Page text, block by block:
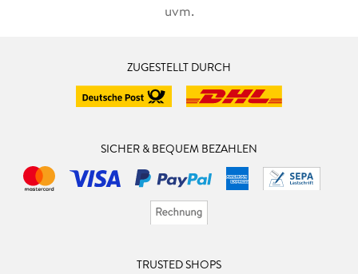
uvm.
ZUGESTELLT DURCH
SICHER & BEQUEM BEZAHLEN
TRUSTED SHOPS